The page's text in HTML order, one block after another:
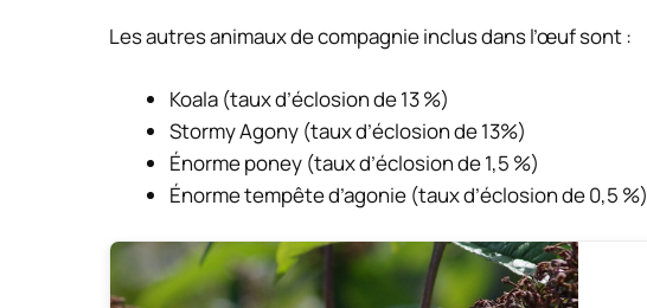
Les autres animaux de compagnie inclus dans l’œuf sont :
Koala (taux d’éclosion de 13 %)
Stormy Agony (taux d’éclosion de 13%)
Énorme poney (taux d’éclosion de 1,5 %)
Énorme tempête d’agonie (taux d’éclosion de 0,5 %)